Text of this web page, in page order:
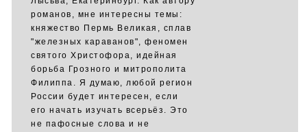
романов, мне интересны темы:
княжество Пермь Великая, сплав
"железных караванов", феномен
святого Христофора, идейная
борьба Грозного и митрополита
Филиппа. Я думаю, любой регион
России будет интересен, если
его начать изучать всерьёз. Это
не пафосные слова и не